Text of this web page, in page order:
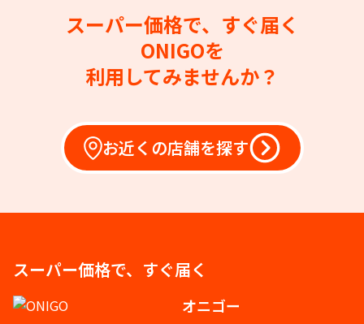
スーパー価格で、すぐ届く
ONIGOを
利用してみませんか？
お近くの店舗を探す
スーパー価格で、すぐ届く
オニゴー